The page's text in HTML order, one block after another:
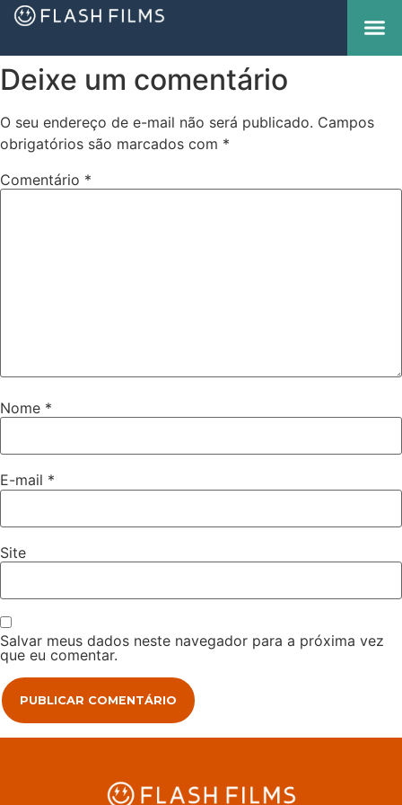
Deixe um comentário
O seu endereço de e-mail não será publicado. Campos
obrigatórios são marcados com *
Comentário *
Nome *
E-mail *
Site
Salvar meus dados neste navegador para a próxima vez
que eu comentar.